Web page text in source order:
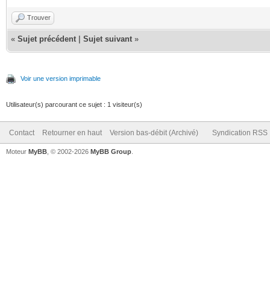
Trouver
« Sujet précédent Sujet suivant »
Voir une version imprimable
Utilisateur(s) parcourant ce sujet : 1 visiteur(s)
Contact Retourner en haut Version bas-débit (Archivé) Syndication RSS
Moteur MyBB , © 2002-2026 MyBB Group